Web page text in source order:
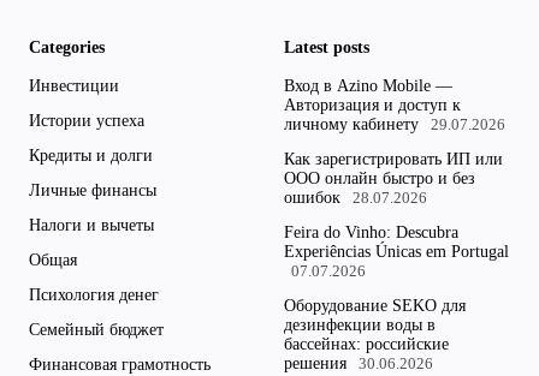
Categories
Инвестиции
Истории успеха
Кредиты и долги
Личные финансы
Налоги и вычеты
Общая
Психология денег
Семейный бюджет
Финансовая грамотность
Latest posts
Вход в Azino Mobile —
Авторизация и доступ к
личному кабинету
29.07.2026
Как зарегистрировать ИП или
ООО онлайн быстро и без
ошибок
28.07.2026
Feira do Vinho: Descubra
Experiências Únicas em Portugal
07.07.2026
Оборудование SEKO для
дезинфекции воды в
бассейнах: российские
решения
30.06.2026